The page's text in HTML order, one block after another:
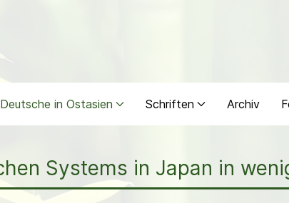
Deutsche in Ostasien Schriften Archiv
Systems in Japan in